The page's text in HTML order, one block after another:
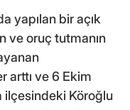
yapılan bir açık
ve oruç tutmanın
arttı ve 6 Ekim
ilçesindeki Köroğlu